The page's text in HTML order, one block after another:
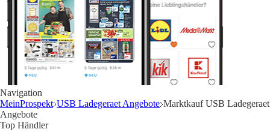
Navigation
MeinProspekt USB Ladegeraet Angebote Marktkauf USB Ladegeraet
Angebote
Top Händler